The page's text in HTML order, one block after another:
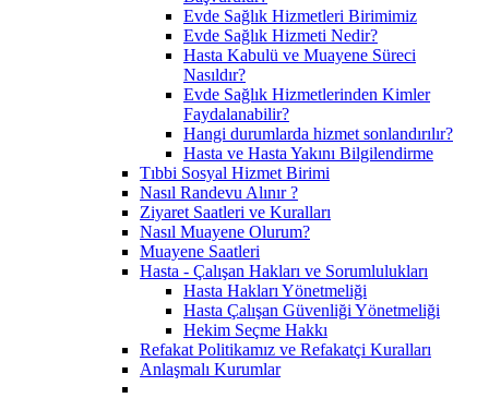
Evde Sağlık Hizmetleri Birimimiz
Evde Sağlık Hizmeti Nedir?
Hasta Kabulü ve Muayene Süreci
Nasıldır?
Evde Sağlık Hizmetlerinden Kimler
Faydalanabilir?
Hangi durumlarda hizmet sonlandırılır?
Hasta ve Hasta Yakını Bilgilendirme
Tıbbi Sosyal Hizmet Birimi
Nasıl Randevu Alınır ?
Ziyaret Saatleri ve Kuralları
Nasıl Muayene Olurum?
Muayene Saatleri
Hasta - Çalışan Hakları ve Sorumlulukları
Hasta Hakları Yönetmeliği
Hasta Çalışan Güvenliği Yönetmeliği
Hekim Seçme Hakkı
Refakat Politikamız ve Refakatçi Kuralları
Anlaşmalı Kurumlar